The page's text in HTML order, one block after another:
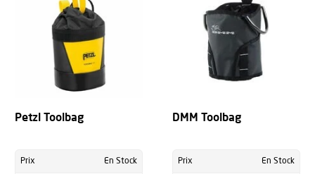
Petzl Toolbag
Prix En Stock
DMM Toolbag
Prix En Stock